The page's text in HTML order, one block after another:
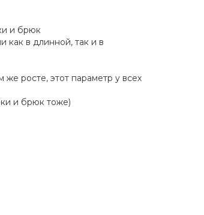
и брюк
как в длинной, так и в
росте, этот параметр у всех
и брюк тоже)